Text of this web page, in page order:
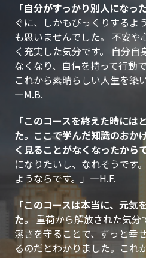
「自分がすっかり別人になっ
ぐに、しかもびっくりするよ
も思いませんでした。 不安や
く充実した気分です。 自分
なくなり、自信を持って行動
これから素晴らしい人生を築
—M.B.
「このコースを終えた時には
た。ここで学んだ知識のおか
く見ることがなくなったからで
になりたいし、なれそうです
ようならです。」—H.F.
「このコースは本当に、元気
た。 重荷から解放された気分
潔さを守ることで、ずっと幸
るのだとわかりました。これ